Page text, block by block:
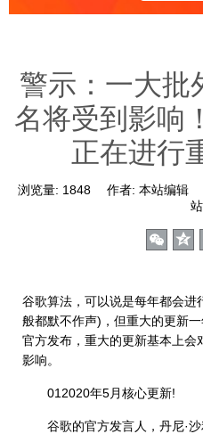
警示：一大批
名将受到影响
正在进行
浏览量: 1848 作者: 本站编辑
站
谷歌算法，可以说是每年都会
般都默不作声)，但重大的更新
官方发布，重大的更新基本上会
影响。
012020年5月核心更新!
谷歌的官方发言人，丹尼·沙